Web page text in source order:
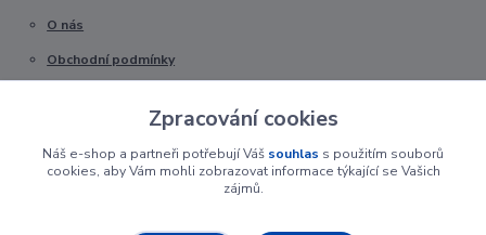
O nás
Obchodní podmínky
Zpracování cookies
Náš e-shop a partneři potřebují Váš souhlas s použitím souborů
cookies, aby Vám mohli zobrazovat informace týkající se Vašich
zájmů.